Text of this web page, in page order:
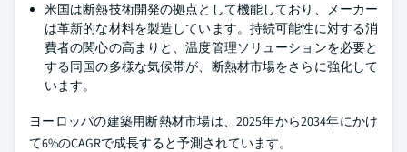
米国は断熱技術開発の拠点として機能しており、メーカー
は革新的な材料を製造しています。持続可能性に対する消
費者の関心の高まりと、温度管理ソリューションを必要と
する同国の多様な気候帯が、断熱材市場をさらに強化して
います。
ヨーロッパの建築用断熱材市場は、2025年から2034年にかけ
て6%のCAGRで成長すると予測されています。